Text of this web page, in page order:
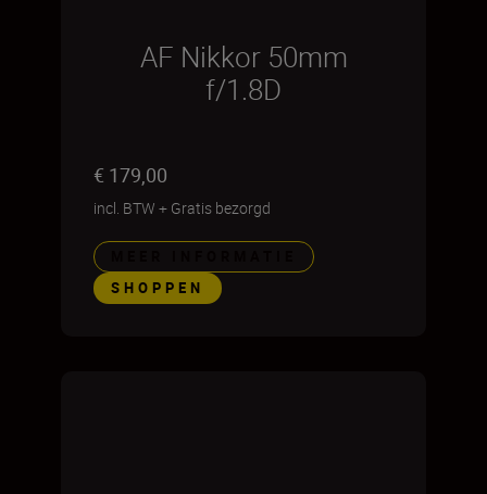
AF Nikkor 50mm
f/1.8D
€ 179,00
incl. BTW + Gratis bezorgd
SHOPPEN